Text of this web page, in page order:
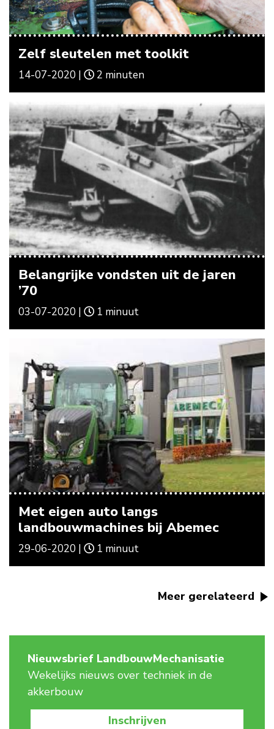
Zelf sleutelen met toolkit
14-07-2020 | 2 minuten
Belangrijke vondsten uit de jaren
’70
03-07-2020 | 1 minuut
Met eigen auto langs
landbouwmachines bij Abemec
29-06-2020 | 1 minuut
Meer gerelateerd
Nieuwsbrief LandbouwMechanisatie
Wekelijks nieuws over techniek in de
akkerbouw
Inschrijven